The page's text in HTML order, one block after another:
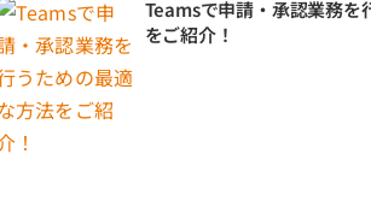
Teamsで申請・承認業務を
をご紹介！